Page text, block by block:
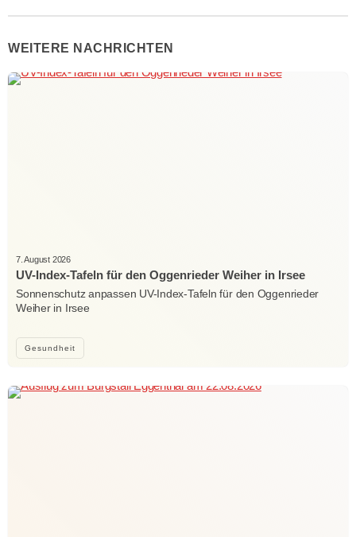
WEITERE NACHRICHTEN
Gesundheit
7. August 2026
UV-Index-Tafeln für den Oggenrieder Weiher in Irsee
Sonnenschutz anpassen UV-Index-Tafeln für den Oggenrieder
Weiher in Irsee